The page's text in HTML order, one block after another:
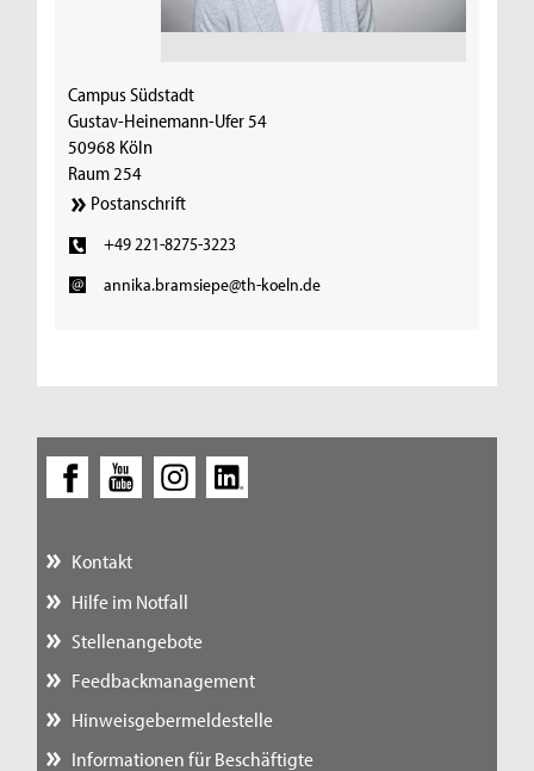
Campus Südstadt
Gustav-Heinemann-Ufer 54
50968 Köln
Raum 254
Postanschrift
+49 221-8275-3223
annika.bramsiepe@th-koeln.de
Kontakt
Hilfe im Notfall
Stellenangebote
Feedbackmanagement
Hinweisgebermeldestelle
Informationen für Beschäftigte